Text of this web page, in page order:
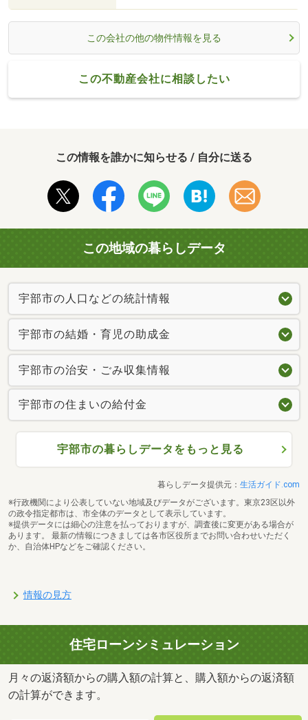
この会社の他の物件情報を見る
この不動産会社に相談したい
この情報を誰かに知らせる / 自分に送る
この地域の暮らしデータ
宇部市の人口などの統計情報
宇部市の結婚・育児の助成金
宇部市の治安・ごみ収集情報
宇部市の住まいの給付金
宇部市の暮らしデータをもっと見る
暮らしデータ提供元： 生活ガイド.com
※行政機関により公表していない地域及びデータがございます。東京23区以外
の政令指定都市は、市全体のデータとして表示しています。
※提供データには細心の注意を払っておりますが、調査後に変更がある場合が
あります。 最新の情報につきましては各市区役所までお問い合わせいただく
か、自治体HPなどをご確認ください。
情報の見方
住宅ローンシミュレーション
月々の返済額からの購入額の計算と、購入額からの返済額
の計算ができます。